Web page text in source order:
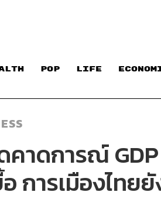
POP LIFE
าดการณ์
การเมืองไทย